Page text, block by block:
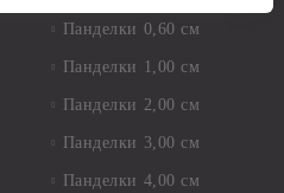
Панделки 0,60 см
Панделки 1,00 см
Панделки 2,00 см
Панделки 3,00 см
Панделки 4,00 см